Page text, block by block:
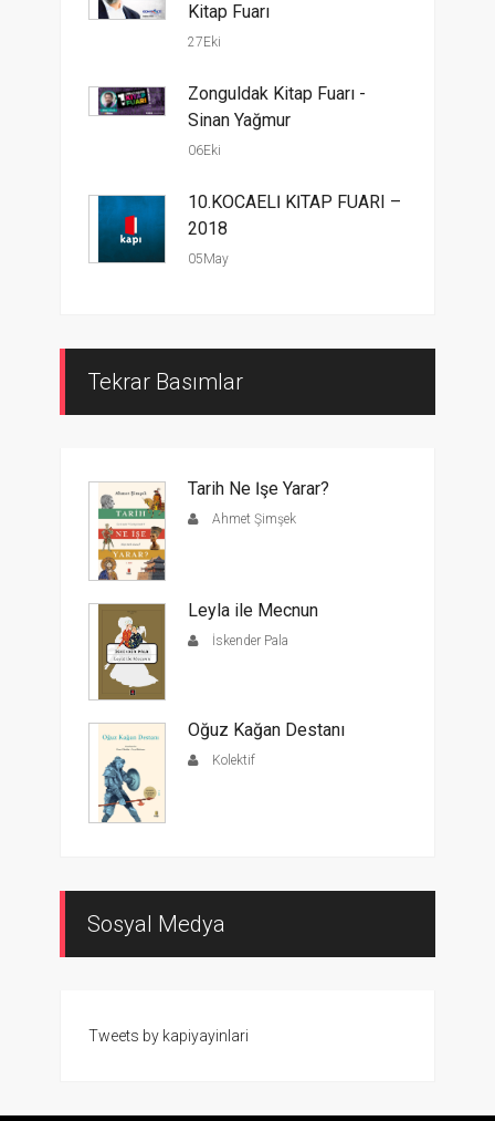
Kitap Fuarı
27Eki
Zonguldak Kitap Fuarı -
Sinan Yağmur
06Eki
10.KOCAELİ KİTAP FUARI –
2018
05May
Tekrar Basımlar
Tarih Ne İşe Yarar?
Ahmet Şimşek
Leyla ile Mecnun
İskender Pala
Oğuz Kağan Destanı
Kolektif
Sosyal Medya
Tweets by kapiyayinlari